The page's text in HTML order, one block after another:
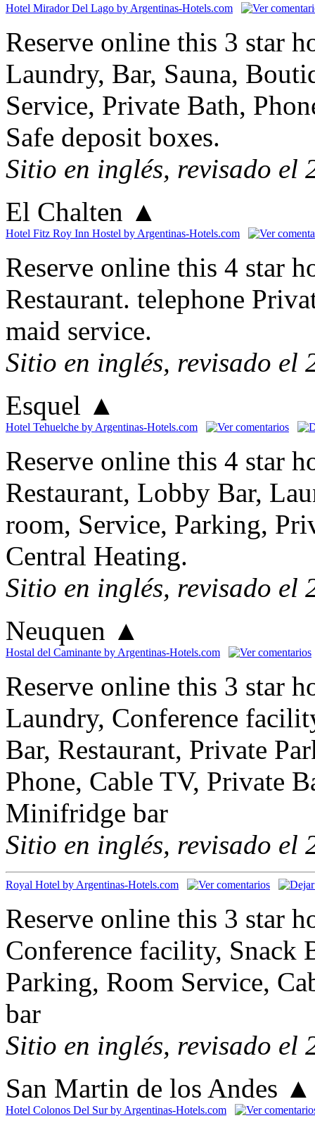
Hotel Mirador Del Lago by Argentinas-Hotels.com
Reserve online this 3 star
Laundry, Bar, Sauna,
Service, Private Bath,
Safe deposit boxes.
Sitio en inglés, revisado el
El Chalten ▲
Hotel Fitz Roy Inn Hostel by Argentinas-Hotels.com
Reserve online this 4 star
Restaurant. telephone
maid service.
Sitio en inglés, revisado el
Esquel ▲
Hotel Tehuelche by Argentinas-Hotels.com
Reserve online this 4 star
Restaurant, Lobby Bar,
room, Service, Parking,
Central Heating.
Sitio en inglés, revisado el
Neuquen ▲
Hostal del Caminante by Argentinas-Hotels.com
Reserve online this 3 star
Laundry, Conference
Bar, Restaurant, Private
Phone, Cable TV, Private
Minifridge bar
Sitio en inglés, revisado el
Royal Hotel by Argentinas-Hotels.com
Reserve online this 3 star
Conference facility, Snack
Parking, Room Service,
bar
Sitio en inglés, revisado el
San Martin de los Andes ▲
Hotel Colonos Del Sur by Argentinas-Hotels.com